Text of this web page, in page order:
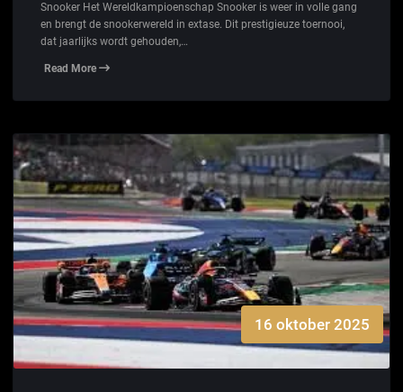
Snooker Het Wereldkampioenschap Snooker is weer in volle gang
en brengt de snookerwereld in extase. Dit prestigieuze toernooi,
dat jaarlijks wordt gehouden,…
Read More
16 oktober 2025